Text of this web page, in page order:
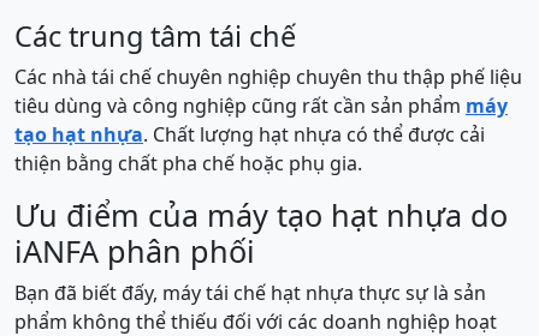
Các trung tâm tái chế
Các nhà tái chế chuyên nghiệp chuyên thu thập phế liệu
tiêu dùng và công nghiệp cũng rất cần sản phẩm máy
tạo hạt nhựa. Chất lượng hạt nhựa có thể được cải
thiện bằng chất pha chế hoặc phụ gia.
Ưu điểm của máy tạo hạt nhựa do
iANFA phân phối
Bạn đã biết đấy, máy tái chế hạt nhựa thực sự là sản
phẩm không thể thiếu đối với các doanh nghiệp hoạt